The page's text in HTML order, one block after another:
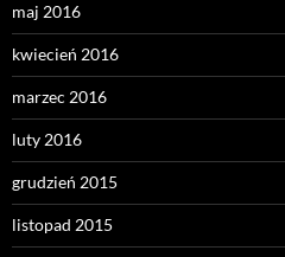
maj 2016
kwiecień 2016
marzec 2016
luty 2016
grudzień 2015
listopad 2015